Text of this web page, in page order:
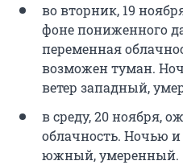
во вторник, 19
фоне пониженного
переменная
возможен туман.
ветер западный,
в среду, 20 ноября,
облачность. Ночью и
южный, умеренный.